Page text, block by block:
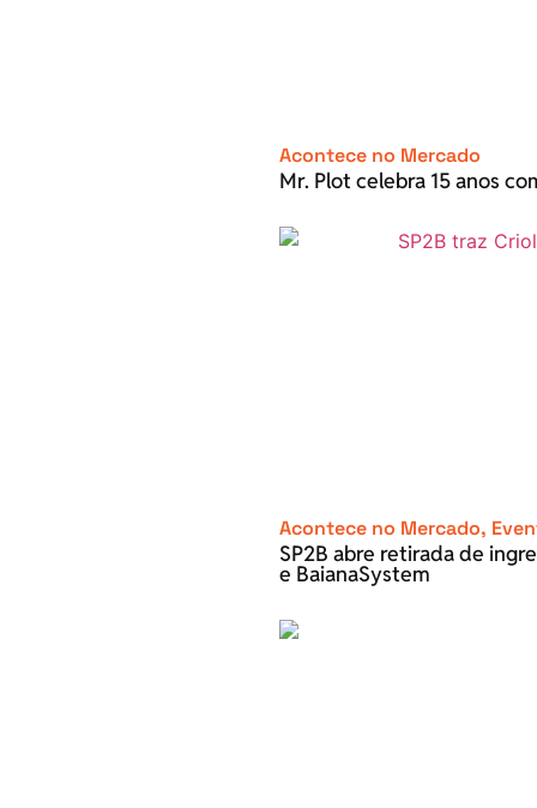
Acontece no Mercado
Mr. Plot celebra 15 anos
Acontece no Mercado,
SP2B abre retirada de
e BaianaSystem